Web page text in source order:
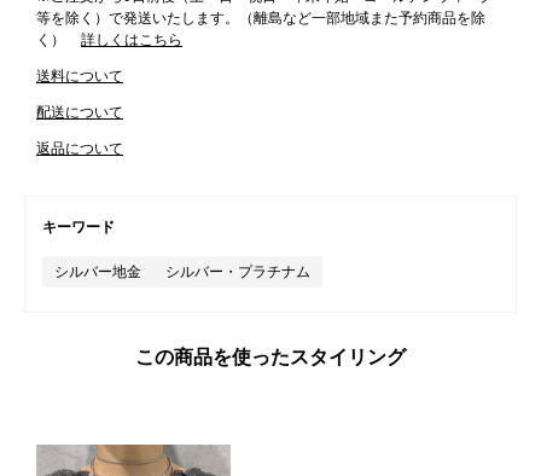
等を除く）で発送いたします。（離島など一部地域また予約商品を除
く）
詳しくはこちら
送料について
配送について
返品について
キーワード
シルバー地金 シルバー・プラチナム
この商品を使ったスタイリング